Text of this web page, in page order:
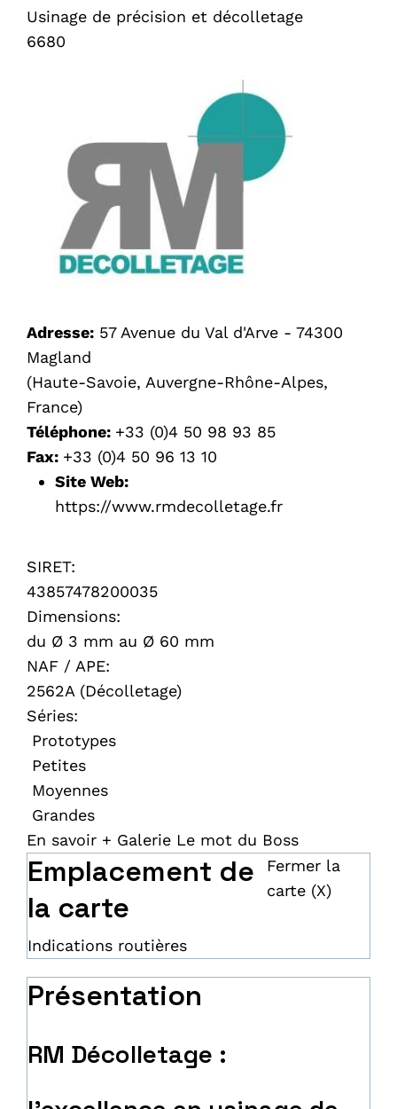
Usinage de précision et décolletage
6680
Adresse: 57 Avenue du Val d'Arve - 74300
Magland
(Haute-Savoie, Auvergne-Rhône-Alpes,
France)
Téléphone: +33 (0)4 50 98 93 85
Fax: +33 (0)4 50 96 13 10
Site Web:
https://www.rmdecolletage.fr
SIRET:
43857478200035
Dimensions:
du Ø 3 mm au Ø 60 mm
NAF / APE:
2562A (Décolletage)
Séries:
Prototypes
Petites
Moyennes
Grandes
En savoir + Galerie Le mot du Boss
Emplacement de
la carte
Fermer la
carte (X)
Indications routières
Présentation
RM Décolletage :